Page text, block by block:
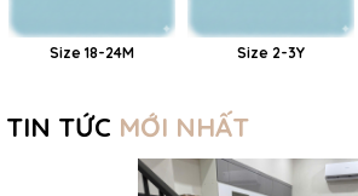
Size 18-24M Size 2-3Y
TIN TỨC MỚI NHẤT